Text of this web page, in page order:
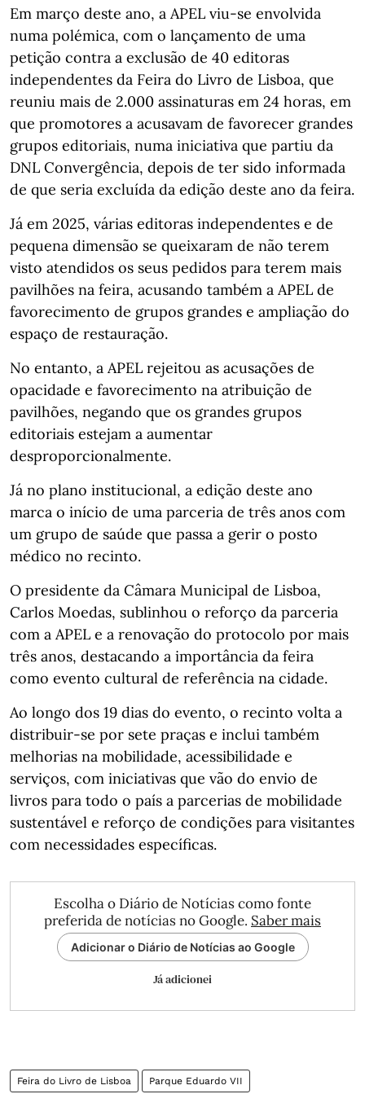
Em março deste ano, a APEL viu-se envolvida
numa polémica, com o lançamento de uma
petição contra a exclusão de 40 editoras
independentes da Feira do Livro de Lisboa, que
reuniu mais de 2.000 assinaturas em 24 horas, em
que promotores a acusavam de favorecer grandes
grupos editoriais, numa iniciativa que partiu da
DNL Convergência, depois de ter sido informada
de que seria excluída da edição deste ano da feira.
Já em 2025, várias editoras independentes e de
pequena dimensão se queixaram de não terem
visto atendidos os seus pedidos para terem mais
pavilhões na feira, acusando também a APEL de
favorecimento de grupos grandes e ampliação do
espaço de restauração.
No entanto, a APEL rejeitou as acusações de
opacidade e favorecimento na atribuição de
pavilhões, negando que os grandes grupos
editoriais estejam a aumentar
desproporcionalmente.
Já no plano institucional, a edição deste ano
marca o início de uma parceria de três anos com
um grupo de saúde que passa a gerir o posto
médico no recinto.
O presidente da Câmara Municipal de Lisboa,
Carlos Moedas, sublinhou o reforço da parceria
com a APEL e a renovação do protocolo por mais
três anos, destacando a importância da feira
como evento cultural de referência na cidade.
Ao longo dos 19 dias do evento, o recinto volta a
distribuir-se por sete praças e inclui também
melhorias na mobilidade, acessibilidade e
serviços, com iniciativas que vão do envio de
livros para todo o país a parcerias de mobilidade
sustentável e reforço de condições para visitantes
com necessidades específicas.
Escolha o Diário de Notícias como fonte
preferida de notícias no Google. Saber mais
Adicionar o Diário de Notícias ao Google
Já adicionei
Feira do Livro de Lisboa Parque Eduardo VII